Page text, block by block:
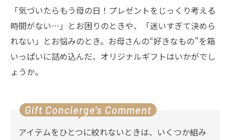
「気づいたらもう母の日！プレゼントをじっくり考える
時間がない…」とお困りのときや、「迷いすぎて決めら
れない」とお悩みのとき。お母さんの“好きなもの”を箱
いっぱいに詰め込んだ、オリジナルギフトはいかがでし
ょうか。
Gift Concierge's Comment
アイテムをひとつに絞れないときは、いくつか組み